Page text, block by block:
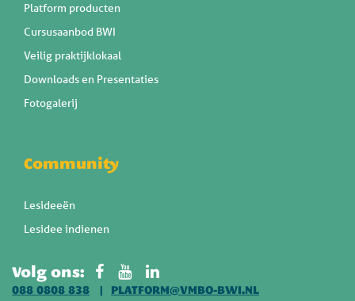
Platform producten
Cursusaanbod BWI
Veilig praktijklokaal
Downloads en Presentaties
Fotogalerij
Community
Lesideeën
Lesidee indienen
Volg ons:
088 0808 838
PLATFORM@VMBO-BWI.NL